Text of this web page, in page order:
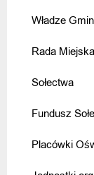
Władze
Rada Miejska
Sołectwa
Fundusz
Placówki